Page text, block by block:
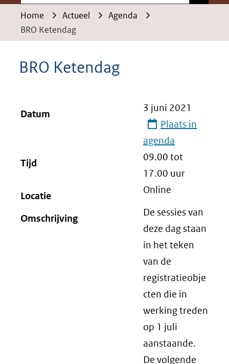
Home Actueel
Agenda
BRO Ketendag
BRO Ketendag
Datum
3 juni 2021
Plaats in
agenda
Tijd
09.00 tot
17.00 uur
Locatie
Online
Omschrijving
De sessies van
deze dag staan
in het teken
van de
registratieobje
cten die in
werking treden
op 1 juli
aanstaande.
De volgende